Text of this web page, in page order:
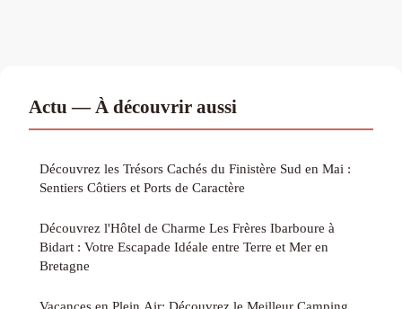
Actu — À découvrir aussi
Découvrez les Trésors Cachés du Finistère Sud en Mai :
Sentiers Côtiers et Ports de Caractère
Découvrez l'Hôtel de Charme Les Frères Ibarboure à
Bidart : Votre Escapade Idéale entre Terre et Mer en
Bretagne